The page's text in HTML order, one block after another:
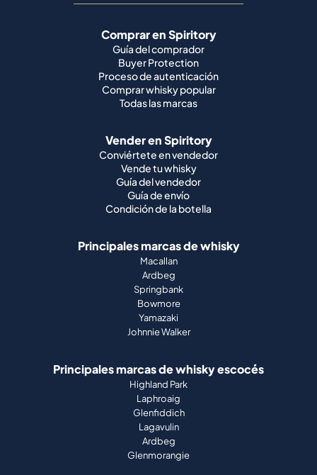
Comprar en Spiritory
Guía del comprador
Buyer Protection
Proceso de autenticación
Comprar whisky popular
Todas las marcas
Vender en Spiritory
Conviértete en vendedor
Vende tu whisky
Guía del vendedor
Guía de envío
Condición de la botella
Principales marcas de whisky
Macallan
Ardbeg
Springbank
Bowmore
Yamazaki
Johnnie Walker
Principales marcas de whisky escocés
Highland Park
Laphroaig
Glenfiddich
Lagavulin
Ardbeg
Glenmorangie